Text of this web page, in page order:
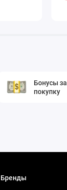
Бонусы за
покупку
Бренды